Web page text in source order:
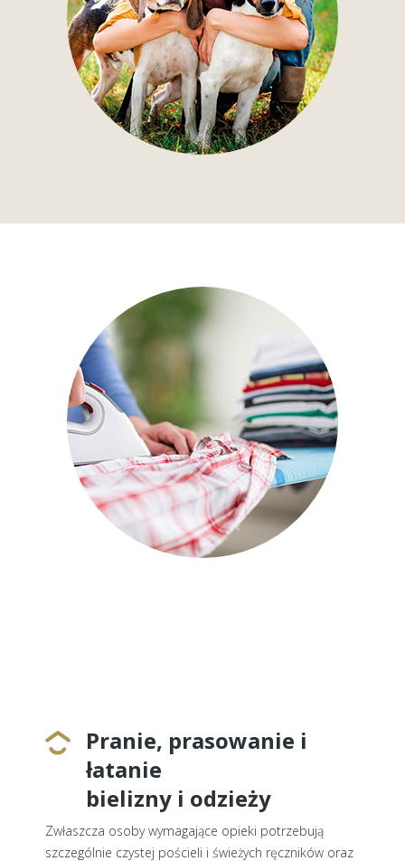
Pranie, prasowanie i
łatanie
bielizny i odzieży
Zwłaszcza osoby wymagające opieki potrzebują
szczególnie czystej pościeli i świeżych ręczników oraz